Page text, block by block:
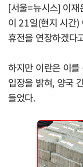
[서울=뉴시스] 이
이 21일(현지 시간)
휴전을 연장하겠다
하지만 이란은 이
입장을 밝혀, 양국
들었다.